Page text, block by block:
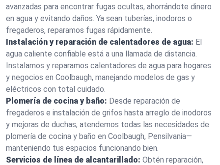
avanzadas para encontrar fugas ocultas, ahorrándote dinero
en agua y evitando daños. Ya sean tuberías, inodoros o
fregaderos, reparamos fugas rápidamente.
Instalación y reparación de calentadores de agua: El
agua caliente confiable está a una llamada de distancia.
Instalamos y reparamos calentadores de agua para hogares
y negocios en Coolbaugh, manejando modelos de gas y
eléctricos con total cuidado.
Plomería de cocina y baño: Desde reparación de
fregaderos e instalación de grifos hasta arreglo de inodoros
y mejoras de duchas, atendemos todas las necesidades de
plomería de cocina y baño en Coolbaugh, Pensilvania—
manteniendo tus espacios funcionando bien.
Servicios de línea de alcantarillado: Obtén reparación,